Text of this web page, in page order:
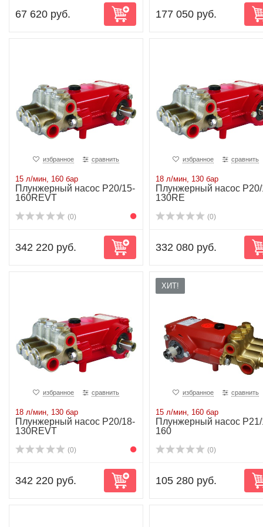
67 620 руб. 177 050 руб.
избранное сравнить
15 л/мин, 160 бар
Плунжерный насос P20/15-
160REVT
(0)
342 220 руб.
избранное сравнить
18 л/мин, 130 бар
Плунжерный насос
130RE
(0)
332 080 руб.
избранное сравнить
18 л/мин, 130 бар
Плунжерный насос P20/18-
130REVT
(0)
342 220 руб.
ХИТ!
избранное сравнить
15 л/мин, 160 бар
Плунжерный насос
160
(0)
105 280 руб.